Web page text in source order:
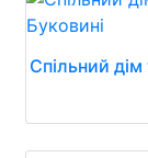
Спільний